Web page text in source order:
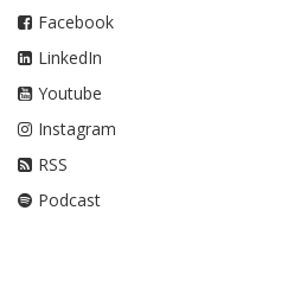
Facebook
LinkedIn
Youtube
Instagram
RSS
Podcast